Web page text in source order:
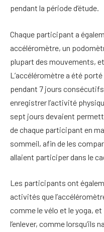
pendant la période d’étude.
Chaque participant a
accéléromètre, un
plupart des mouvements,
L’accéléromètre a été
pendant 7 jours
enregistrer l’activité
sept jours devaient
de chaque participant en
sommeil, afin de les
allaient participer dans le
Les participants ont
activités que
comme le vélo et le yoga,
l’enlever, comme lorsqu’ils